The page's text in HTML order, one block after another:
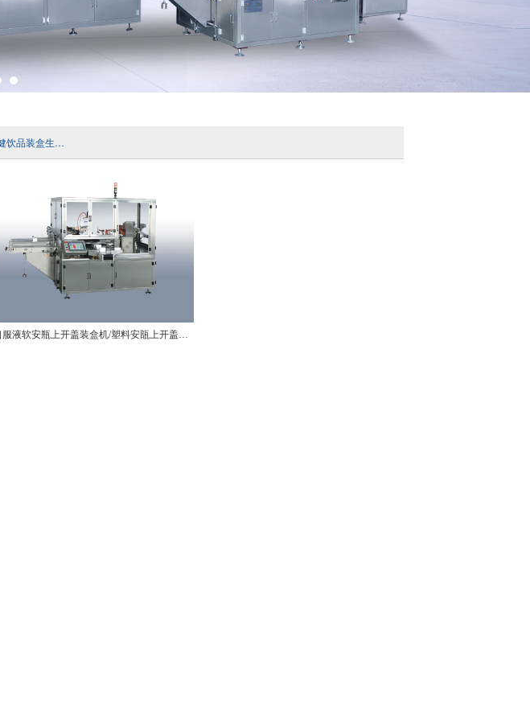
保健饮品装盒生产线
口服液软安瓶上开盖装盒机/塑料安瓿上开盖装盒机